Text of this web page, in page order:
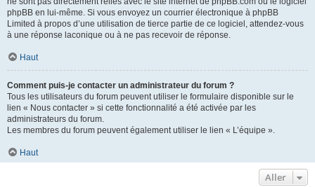
phpBB en lui-même. Si vous envoyez un courrier électronique à phpBB
Limited à propos d’une utilisation de tierce partie de ce logiciel, attendez-vous
à une réponse laconique ou à ne pas recevoir de réponse.
Haut
Comment puis-je contacter un administrateur du forum ?
Tous les utilisateurs du forum peuvent utiliser le formulaire disponible sur le
lien « Nous contacter » si cette fonctionnalité a été activée par les
administrateurs du forum.
Les membres du forum peuvent également utiliser le lien « L’équipe ».
Haut
Aller